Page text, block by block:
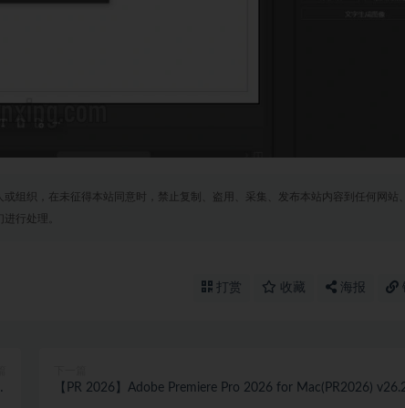
组织，在未征得本站同意时，禁止复制、盗用、采集、发布本站内容到任何网站、
行处理。
打赏 收藏 海报
【PR 2026】Adobe Premiere Pro 2026 for Mac(PR2026)